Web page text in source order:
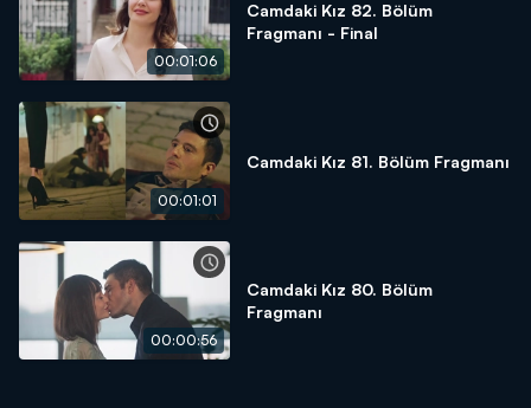
00:01:06
Camdaki Kız 82. Bölüm
Fragmanı - Final
00:01:01
Camdaki Kız 81. Bölüm Fragmanı
00:00:56
Camdaki Kız 80. Bölüm
Fragmanı